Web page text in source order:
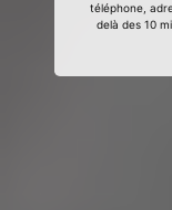
téléphone,
delà des 10